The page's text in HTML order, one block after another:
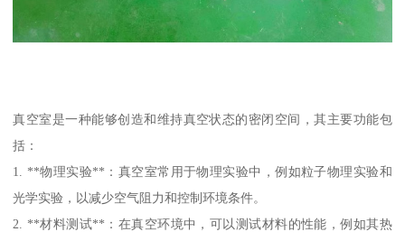
真空室是一种能够创造和维持真空状态的密闭空间，其主要功能包
括：
1. **物理实验**：真空室常用于物理实验中，例如粒子物理实验和
光学实验，以减少空气阻力和控制环境条件。
2. **材料测试**：在真空环境中，可以测试材料的性能，例如其热